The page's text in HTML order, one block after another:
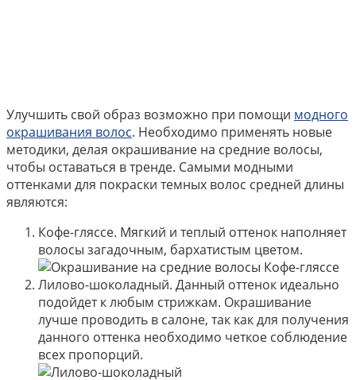
Улучшить свой образ возможно при помощи модного
окрашивания волос. Необходимо применять новые
методики, делая окрашивание на средние волосы,
чтобы оставаться в тренде. Самыми модными
оттенками для покраски темных волос средней длины
являются:
Кофе-гляссе. Мягкий и теплый оттенок наполняет
волосы загадочным, бархатистым цветом.
Лилово-шоколадный. Данный оттенок идеально
подойдет к любым стрижкам. Окрашивание
лучше проводить в салоне, так как для получения
данного оттенка необходимо четкое соблюдение
всех пропорций.